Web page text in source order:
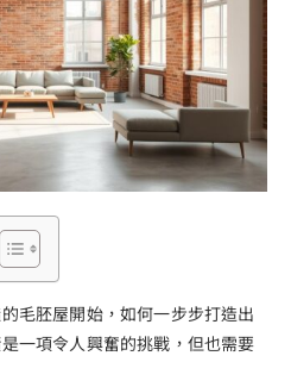
毛胚屋開始，如何一步步打造出
是一項令人興奮的挑戰，但也需要